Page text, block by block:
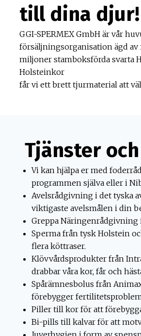
till dina djur!
GGI-SPERMEX GmbH är vår
försäljningsorganisation ägd av
miljoner stamboksförda svarta
Holsteinkor
får vi ett brett tjurmaterial att
Tjänster
Vi kan hjälpa er med
programmen själva eller i
Avelsrådgivning i det tyska
viktigaste avelsmålen i din
Greppa
Sperma från tysk Holstein
flera köttraser.
Klövvårdsprodukter från
drabbar våra kor, får och
Spårämnesbolus från
förebygger
Piller till kor för att
Bi-pills till kalvar för att